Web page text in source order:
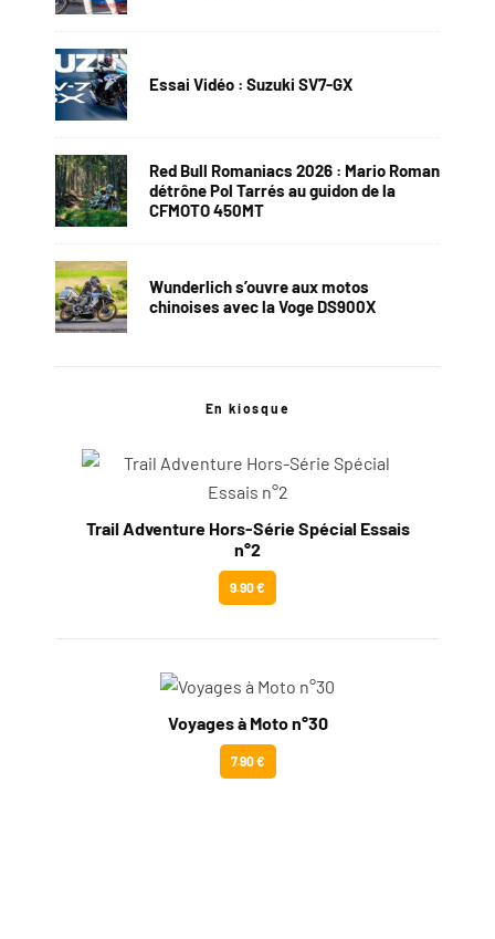
Essai Vidéo : Suzuki SV7-GX
Red Bull Romaniacs 2026 : Mario Roman
détrône Pol Tarrés au guidon de la
CFMOTO 450MT
Wunderlich s’ouvre aux motos
chinoises avec la Voge DS900X
En kiosque
Trail Adventure Hors-Série Spécial Essais
n°2
9.90 €
Voyages à Moto n°30
7.90 €